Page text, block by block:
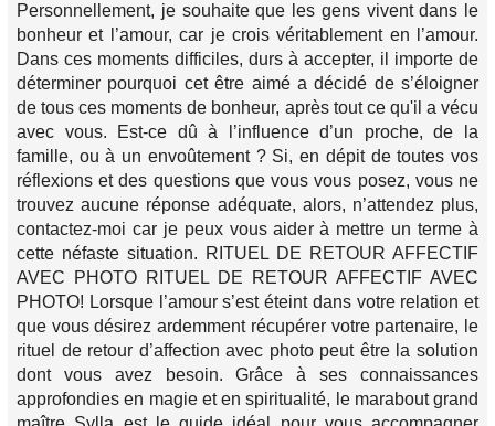
Personnellement, je souhaite que les gens vivent dans le
bonheur et l’amour, car je crois véritablement en l’amour.
Dans ces moments difficiles, durs à accepter, il importe de
déterminer pourquoi cet être aimé a décidé de s’éloigner
de tous ces moments de bonheur, après tout ce qu'il a vécu
avec vous. Est-ce dû à l’influence d’un proche, de la
famille, ou à un envoûtement ? Si, en dépit de toutes vos
réflexions et des questions que vous vous posez, vous ne
trouvez aucune réponse adéquate, alors, n’attendez plus,
contactez-moi car je peux vous aider à mettre un terme à
cette néfaste situation. RITUEL DE RETOUR AFFECTIF
AVEC PHOTO RITUEL DE RETOUR AFFECTIF AVEC
PHOTO! Lorsque l’amour s’est éteint dans votre relation et
que vous désirez ardemment récupérer votre partenaire, le
rituel de retour d’affection avec photo peut être la solution
dont vous avez besoin. Grâce à ses connaissances
approfondies en magie et en spiritualité, le marabout grand